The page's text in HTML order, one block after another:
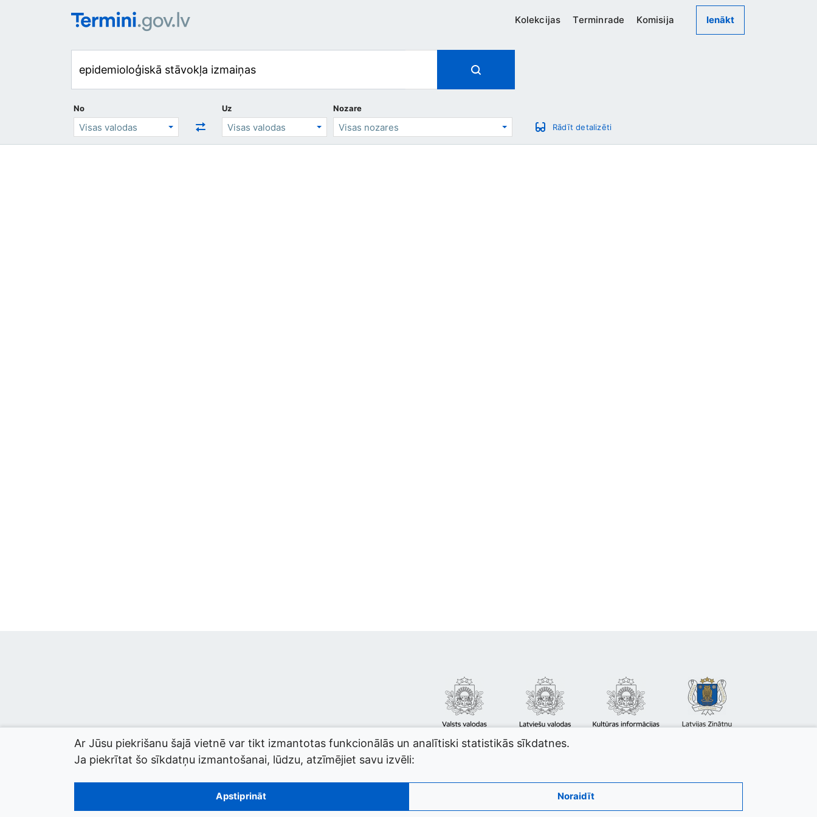
Kolekcijas Terminrade Komisija Ienākt
No Uz
Nozare
Rādīt detalizēti
© 2026 termini.gov.lv. Izstrādātājs:
Ar Jūsu piekrišanu šajā vietnē var tikt izmantotas funkcionālās un analītiski statistikās sīkdatnes.
Ja piekrītat šo sīkdatņu izmantošanai, lūdzu, atzīmējiet savu izvēli:
Apstiprināt Noraidīt